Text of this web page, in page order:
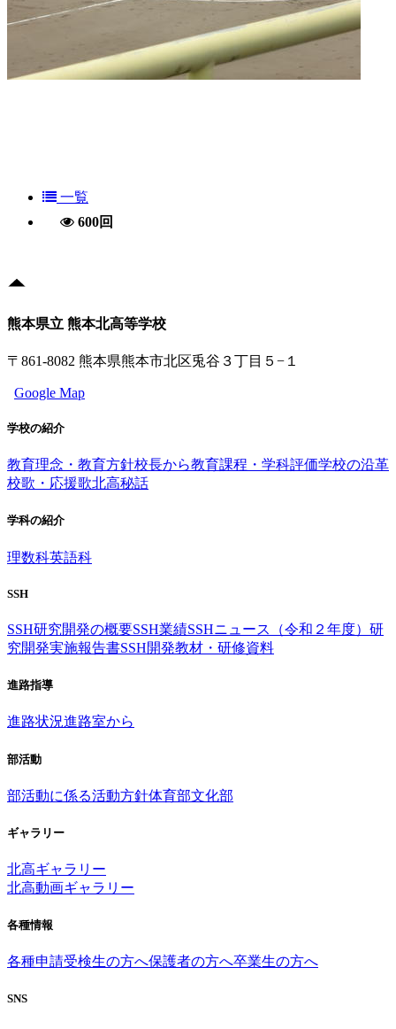
一覧
600回
熊本県立 熊本北高等学校
〒861-8082 熊本県熊本市北区兎谷３丁目５−１
Google Map
学校の紹介
教育理念・教育方針校長から教育課程・学科評価学校の沿革
校歌・応援歌北高秘話
学科の紹介
理数科英語科
SSH
SSH研究開発の概要SSH業績SSHニュース（令和２年度） 研
究開発実施報告書SSH開発教材・研修資料
進路指導
進路状況進路室から
部活動
部活動に係る活動方針体育部文化部
ギャラリー
北高ギャラリー
北高動画ギャラリー
各種情報
各種申請受検生の方へ保護者の方へ卒業生の方へ
SNS